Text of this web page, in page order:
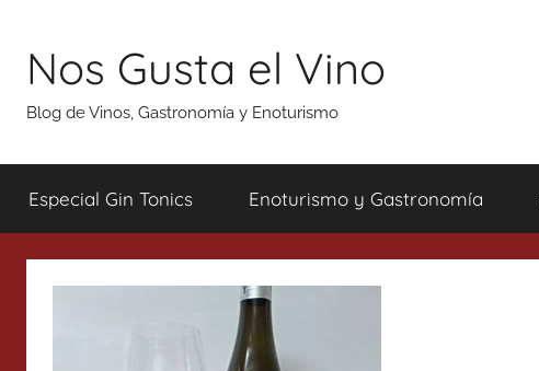
contenido
Nos Gusta el Vino
Blog de Vinos, Gastronomía y Enoturismo
Especial Gin Tonics Enoturismo y Gastronomía